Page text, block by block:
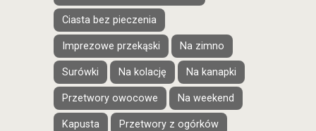
Ciasta bez pieczenia
Imprezowe przekąski Na zimno
Surówki Na kolację Na kanapki
Przetwory owocowe Na weekend
Kapusta Przetwory z ogórków